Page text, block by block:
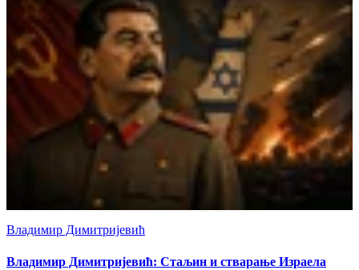
Владимир Димитријевић
Владимир Димитријевић: Стаљин и стварање Израела